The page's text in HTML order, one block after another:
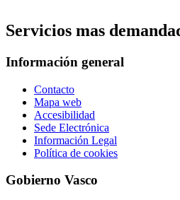
Servicios mas
Información general
Contacto
Mapa web
Accesibilidad
Sede Electrónica
Información Legal
Política de cookies
Gobierno Vasco